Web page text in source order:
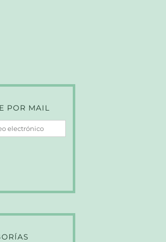
POR MAIL